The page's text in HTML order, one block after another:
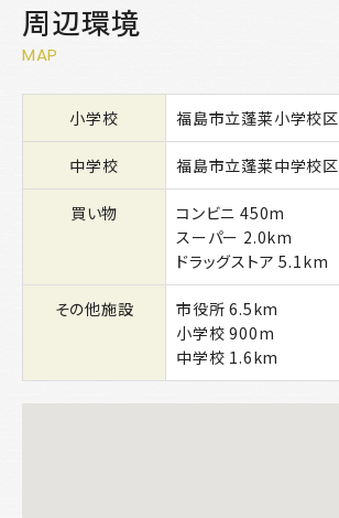
周辺環境
MAP
小学校 福島市立蓬莱小学校区
中学校 福島市立蓬莱中学校区
買い物
コンビニ 450m
スーパー 2.0km
ドラッグストア 5.1km
その他施設
市役所 6.5km
小学校 900m
中学校 1.6km